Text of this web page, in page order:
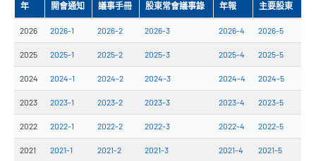
年 開會通知 議事手冊 股東常會議事錄 年報 主要股東
2026 2026-1 2026-2 2026-3 2026-4 2026-5
2025 2025-1 2025-2 2025-3 2025-4 2025-5
2024 2024-1 2024-2 2024-3 2024-4 2024-5
2023 2023-1 2023-2 2023-3 2023-4 2023-5
2022 2022-1 2022-2 2022-3 2022-4 2022-5
2021 2021-1 2021-2 2021-3 2021-4 2021-5